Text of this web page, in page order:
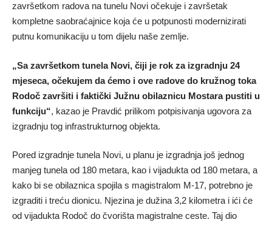
završetkom radova na tunelu Novi očekuje i završetak
kompletne saobraćajnice koja će u potpunosti modernizirati
putnu komunikaciju u tom dijelu naše zemlje.
„Sa završetkom tunela Novi, čiji je rok za izgradnju 24
mjeseca, očekujem da ćemo i ove radove do kružnog toka
Rodoč završiti i faktički Južnu obilaznicu Mostara pustiti u
funkciju“, kazao je Pravdić prilikom potpisivanja ugovora za
izgradnju tog infrastrukturnog objekta.
Pored izgradnje tunela Novi, u planu je izgradnja još jednog
manjeg tunela od 180 metara, kao i vijadukta od 180 metara, a
kako bi se obilaznica spojila s magistralom M-17, potrebno je
izgraditi i treću dionicu. Njezina je dužina 3,2 kilometra i ići će
od vijadukta Rodoč do čvorišta magistralne ceste. Taj dio